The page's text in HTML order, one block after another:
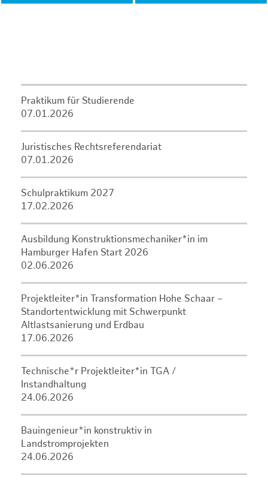
Praktikum für Studierende
07.01.2026
Juristisches Rechtsreferendariat
07.01.2026
Schulpraktikum 2027
17.02.2026
Ausbildung Konstruktionsmechaniker*in im
Hamburger Hafen Start 2026
02.06.2026
Projektleiter*in Transformation Hohe Schaar –
Standortentwicklung mit Schwerpunkt
Altlastsanierung und Erdbau
17.06.2026
Technische*r Projektleiter*in TGA /
Instandhaltung
24.06.2026
Bauingenieur*in konstruktiv in
Landstromprojekten
24.06.2026